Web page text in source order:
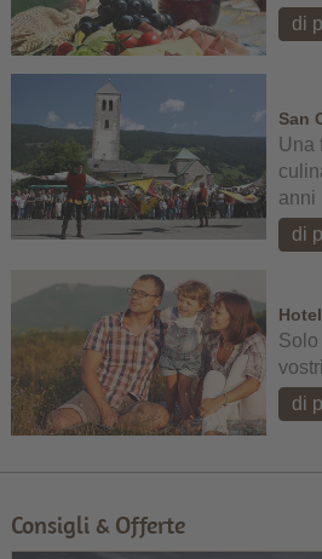
di
San
Una
anni
di
Solo
di
Consigli & Offerte